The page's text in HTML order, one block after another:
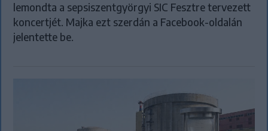
lemondta a sepsiszentgyörgyi SIC Fesztre tervezett
koncertjét. Majka ezt szerdán a Facebook-oldalán
jelentette be.